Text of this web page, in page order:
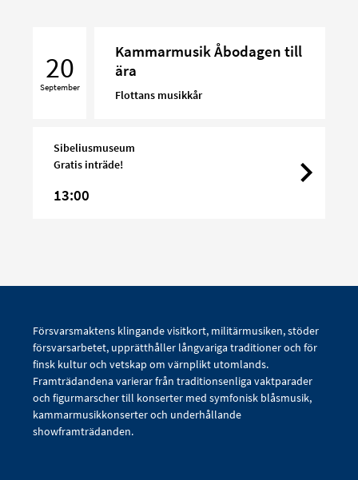
ära
20
September
Kammarmusik Åbodagen till
ära
Flottans musikkår
Sibeliusmuseum
Gratis inträde!
13:00
Försvarsmaktens klingande visitkort, militärmusiken, stöder
försvarsarbetet, upprätthåller långvariga traditioner och för
finsk kultur och vetskap om värnplikt utomlands.
Framträdandena varierar från traditionsenliga vaktparader
och figurmarscher till konserter med symfonisk blåsmusik,
kammarmusikkonserter och underhållande
showframträdanden.